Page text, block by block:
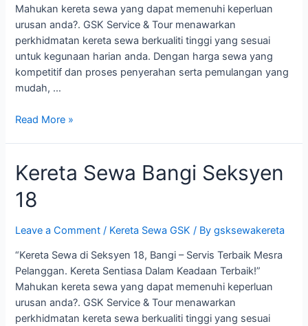
Mahukan kereta sewa yang dapat memenuhi keperluan
urusan anda?. GSK Service & Tour menawarkan
perkhidmatan kereta sewa berkualiti tinggi yang sesuai
untuk kegunaan harian anda. Dengan harga sewa yang
kompetitif dan proses penyerahan serta pemulangan yang
mudah, …
Kereta
Seksyen
19
Read More »
Kereta Sewa Bangi Seksyen
18
Leave a Comment / Kereta Sewa GSK / Bygsksewakereta
“Kereta Sewa di Seksyen 18, Bangi – Servis Terbaik Mesra
Pelanggan. Kereta Sentiasa Dalam Keadaan Terbaik!”
Mahukan kereta sewa yang dapat memenuhi keperluan
urusan anda?. GSK Service & Tour menawarkan
perkhidmatan kereta sewa berkualiti tinggi yang sesuai